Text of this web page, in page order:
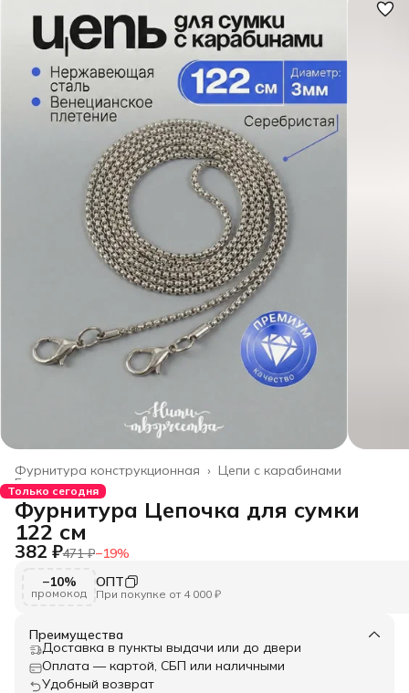
Цепи с карабинами
Фурнитура конструкционная ›
Главная ›
Только сегодня
Фурнитура Цепочка для сумки
122 см
382 ₽471 ₽−19%
−10%
промокод
ОПТ
При покупке от 4 000 ₽
Преимущества
Доставка в пункты выдачи или до двери
Оплата — картой, СБП или наличными
Удобный возврат